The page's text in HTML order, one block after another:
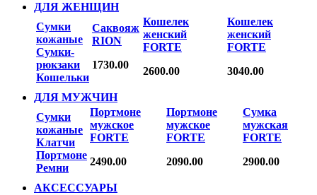
ДЛЯ ЖЕНЩИН
Сумки
кожаные
Сумки-
рюкзаки
Кошельки
Саквояж
RION
1730.00
Кошелек
женский
FORTE
2600.00
Кошелек
женский
FORTE
3040.00
ДЛЯ МУЖЧИН
Сумки
кожаные
Клатчи
Портмоне
Ремни
Портмоне
мужское
FORTE
2490.00
Портмоне
мужское
FORTE
2090.00
Сумка
мужская
FORTE
2900.00
АКСЕССУАРЫ